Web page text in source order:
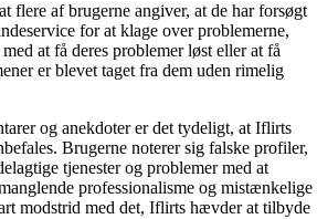
flere af brugerne angiver, at de har forsøgt
for at klage over problemerne,
at få deres problemer løst eller at få
er blevet taget fra dem uden rimelig
og anekdoter er det tydeligt, at Iflirts
Brugerne noterer sig falske profiler,
tjenester og problemer med at
professionalisme og mistænkelige
modstrid med det, Iflirts hævder at tilbyde